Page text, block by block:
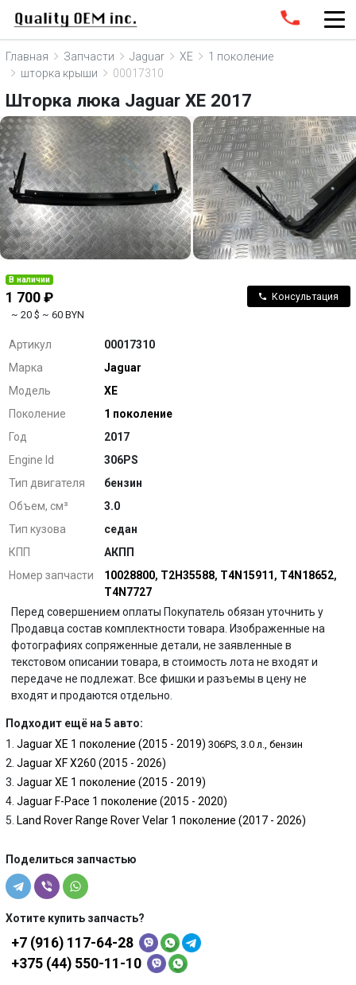
Главная Запчасти Jaguar XE
1 поколение
шторка крыши
00017310
Шторка люка Jaguar XE 2017
В наличии
1 700 ₽
~ 20 $ ~ 60 BYN
Консультация
Артикул
00017310
Марка
Jaguar
Модель
XE
Поколение
1 поколение
Год
2017
Engine Id
306PS
Тип двигателя
бензин
Объем, см³
3.0
Тип кузова
седан
КПП
АКПП
Номер запчасти
10028800, T2H35588, T4N15911, T4N18652,
T4N7727
Перед совершением оплаты Покупатель обязан уточнить у
Продавца состав комплектности товара. Изображенные на
фотографиях сопряженные детали, не заявленные в
текстовом описании товара, в стоимость лота не входят и
передаче не подлежат. Все фишки и разъемы в цену не
входят и продаются отдельно.
Подходит ещё на 5 авто:
Jaguar XE 1 поколение (2015 - 2019) 306PS, 3.0 л., бензин
Jaguar XF X260 (2015 - 2026)
Jaguar XE 1 поколение (2015 - 2019)
Jaguar F-Pace 1 поколение (2015 - 2020)
Land Rover Range Rover Velar 1 поколение (2017 - 2026)
Поделиться запчастью
Хотите купить запчасть?
+7 (916) 117-64-28
+375 (44) 550-11-10